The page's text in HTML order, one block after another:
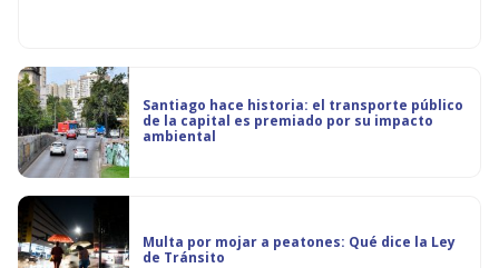
Santiago hace historia: el transporte público
de la capital es premiado por su impacto
ambiental
Multa por mojar a peatones: Qué dice la Ley
de Tránsito